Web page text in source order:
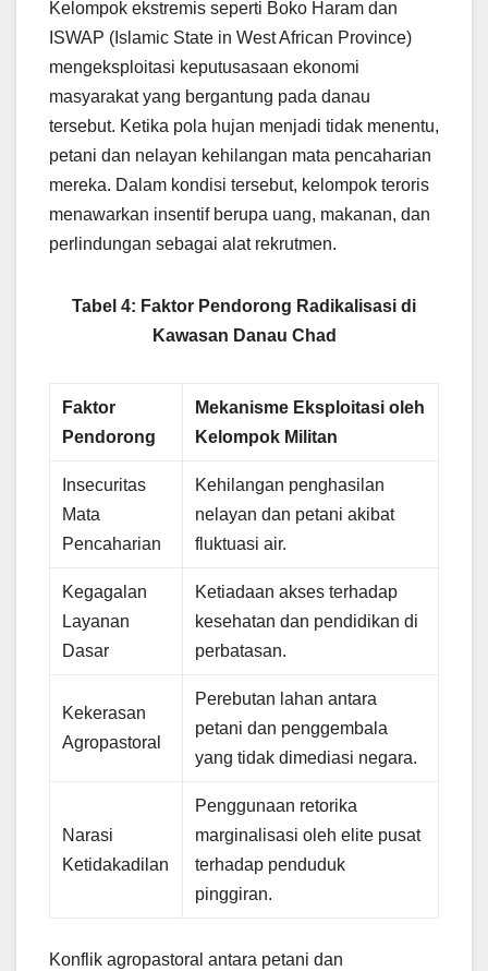
Kelompok ekstremis seperti Boko Haram dan
ISWAP (Islamic State in West African Province)
mengeksploitasi keputusasaan ekonomi
masyarakat yang bergantung pada danau
tersebut. Ketika pola hujan menjadi tidak menentu,
petani dan nelayan kehilangan mata pencaharian
mereka. Dalam kondisi tersebut, kelompok teroris
menawarkan insentif berupa uang, makanan, dan
perlindungan sebagai alat rekrutmen.
Tabel 4: Faktor Pendorong Radikalisasi di
Kawasan Danau Chad
Faktor
Pendorong
Mekanisme Eksploitasi oleh
Kelompok Militan
Insecuritas
Mata
Pencaharian
Kehilangan penghasilan
nelayan dan petani akibat
fluktuasi air.
Kegagalan
Layanan
Dasar
Ketiadaan akses terhadap
kesehatan dan pendidikan di
perbatasan.
Kekerasan
Agropastoral
Perebutan lahan antara
petani dan penggembala
yang tidak dimediasi negara.
Narasi
Ketidakadilan
Penggunaan retorika
marginalisasi oleh elite pusat
terhadap penduduk
pinggiran.
Konflik agropastoral antara petani dan